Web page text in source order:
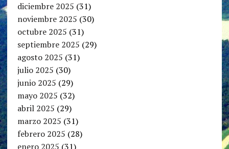
diciembre 2025 (31)
noviembre 2025 (30)
octubre 2025 (31)
septiembre 2025 (29)
agosto 2025 (31)
julio 2025 (30)
junio 2025 (29)
mayo 2025 (32)
abril 2025 (29)
marzo 2025 (31)
febrero 2025 (28)
enero 2025 (31)